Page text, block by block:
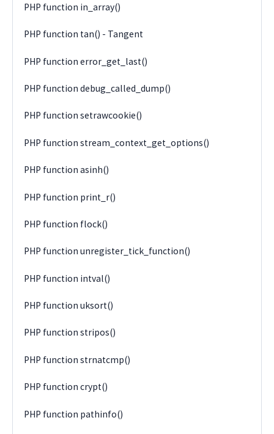
PHP function in_array()
PHP function tan() - Tangent
PHP function error_get_last()
PHP function debug_called_dump()
PHP function setrawcookie()
PHP function stream_context_get_options()
PHP function asinh()
PHP function print_r()
PHP function flock()
PHP function unregister_tick_function()
PHP function intval()
PHP function uksort()
PHP function stripos()
PHP function strnatcmp()
PHP function crypt()
PHP function pathinfo()